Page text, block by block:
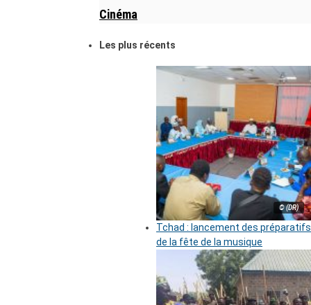
Cinéma
Les plus récents
© (DR)
Tchad : lancement des préparatifs
de la fête de la musique